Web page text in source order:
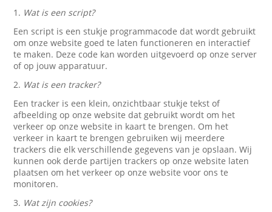
1. Wat is een script?
Een script is een stukje programmacode dat wordt gebruikt
om onze website goed te laten functioneren en interactief
te maken. Deze code kan worden uitgevoerd op onze server
of op jouw apparatuur.
2. Wat is een tracker?
Een tracker is een klein, onzichtbaar stukje tekst of
afbeelding op onze website dat gebruikt wordt om het
verkeer op onze website in kaart te brengen. Om het
verkeer in kaart te brengen gebruiken wij meerdere
trackers die elk verschillende gegevens van je opslaan. Wij
kunnen ook derde partijen trackers op onze website laten
plaatsen om het verkeer op onze website voor ons te
monitoren.
3. Wat zijn cookies?